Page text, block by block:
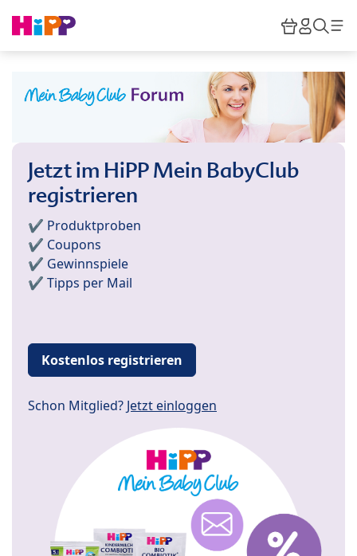
HiPP
Jetzt im HiPP Mein BabyClub
registrieren
✔️ Produktproben
✔️ Coupons
✔️ Gewinnspiele
✔️ Tipps per Mail
Kostenlos registrieren
Schon Mitglied? Jetzt einloggen